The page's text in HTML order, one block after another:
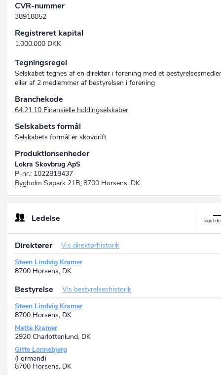
CVR-nummer
38918052
Registreret kapital
1.000.000 DKK
Tegningsregel
Selskabet tegnes af en direktør i forening med et
eller af 2 medlemmer af bestyrelsen i forening
Branchekode
64.21.10 Finansielle holdingselskaber
Selskabets formål
Selskabets formål er skovdrift
Produktionsenheder
Lokra Skovbrug ApS
P-nr.: 1022818437
Bygholm Søpark 21B, 8700 Horsens, DK
Ledelse
Direktører
Vis direktørhistorik
Steen Lindvig Kramer
8700 Horsens, DK
Bestyrelse
Vis bestyrelseshistorik
Steen Lindvig Kramer
8700 Horsens, DK
Mette Kramer
2920 Charlottenlund, DK
Gitte Lonnebjerg
(Formand)
8700 Horsens, DK